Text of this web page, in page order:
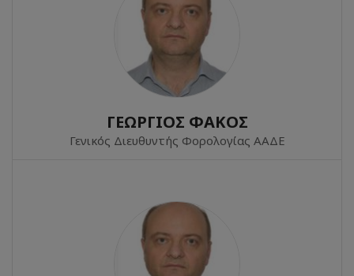
ΓΕΩΡΓΙΟΣ ΦΑΚΟΣ
Γενικός Διευθυντής Φορολογίας ΑΑΔΕ